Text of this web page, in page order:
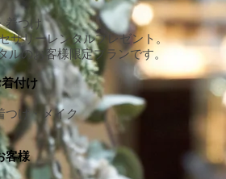
着つけ
サリーレンタルプレゼント。
ルのお客様限定プランです。
付け
つけ・メイク
客様